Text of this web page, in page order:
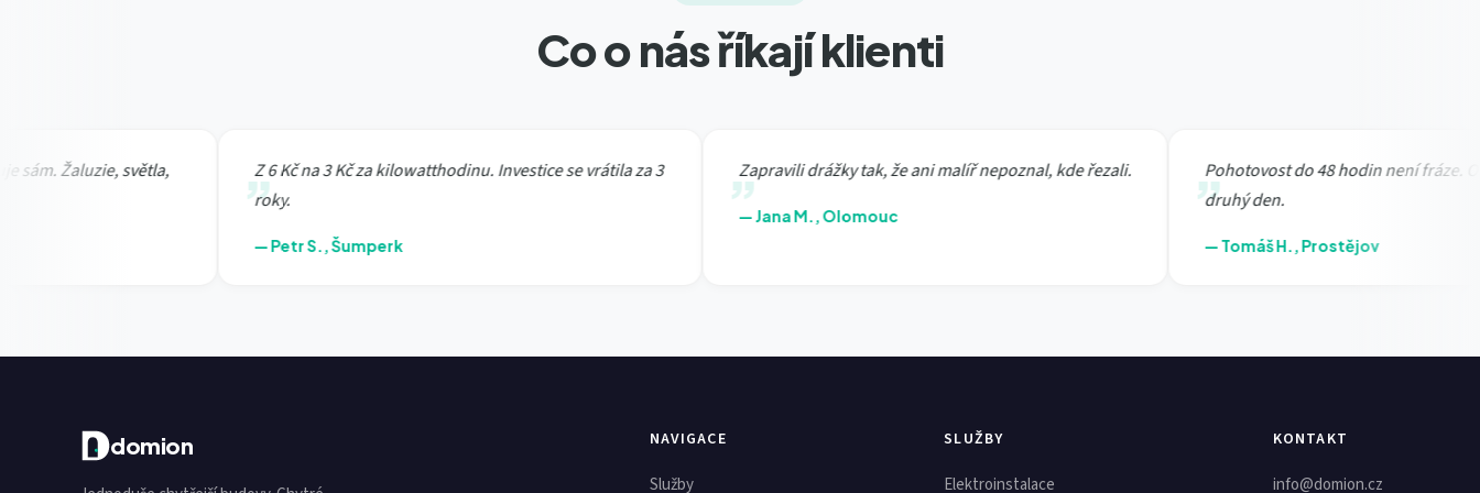
Co o nás říkají klienti
Žaluzie, světla,
Z 6 Kč na 3 Kč za kilowatthodinu. Investice se vrátila za 3
roky.
— Petr S., Šumperk
Zapravili drážky tak, že ani malíř nepoznal, kde řezali.
— Jana M., Olomouc
Pohotovost do 48 hodin není fráze.
druhý den.
— Tomáš H., Prostějov
domion NAVIGACE
Služby
SLUŽBY
Elektroinstalace
KONTAKT
info@domion.cz